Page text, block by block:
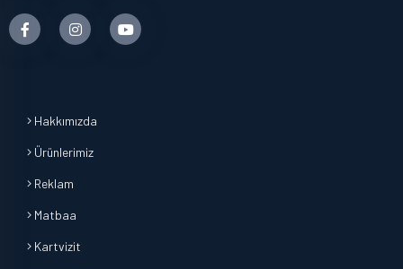
Hakkımızda
Ürünlerimiz
Reklam
Matbaa
Kartvizit